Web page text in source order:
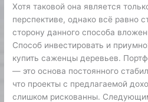
Хотя таковой она является
перспективе, однако всё равно
сторону данного способа
Способ инвестировать и
купить саженцы деревьев.
— это основа постоянного
что проекты с предлагаемой
слишком рискованны.